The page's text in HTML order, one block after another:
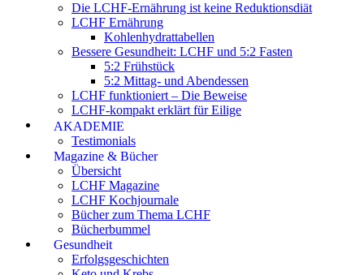
Die LCHF-Ernährung ist keine Reduktionsdiät
LCHF Ernährung
Kohlenhydrattabellen
Bessere Gesundheit: LCHF und 5:2 Fasten
5:2 Frühstück
5:2 Mittag- und Abendessen
LCHF funktioniert – Die Beweise
LCHF-kompakt erklärt für Eilige
AKADEMIE
Testimonials
Magazine & Bücher
Übersicht
LCHF Magazine
LCHF Kochjournale
Bücher zum Thema LCHF
Bücherbummel
Gesundheit
Erfolgsgeschichten